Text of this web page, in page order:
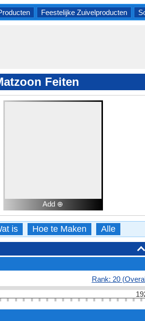
Feestelijke Zuivelproducten
Feiten
Add ⊕
is Hoe te Maken Alle
Rank: 20